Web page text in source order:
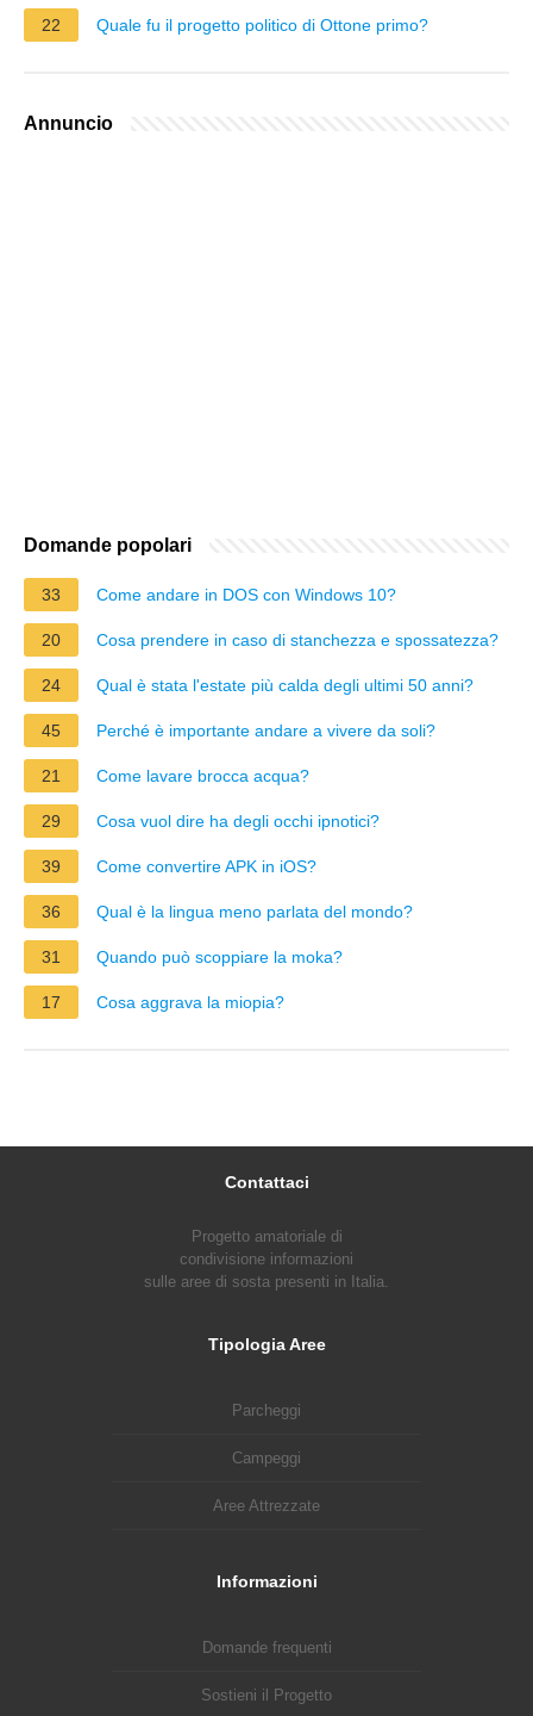
22 Quale fu il progetto politico di Ottone primo?
Annuncio
Domande popolari
33 Come andare in DOS con Windows 10?
20 Cosa prendere in caso di stanchezza e spossatezza?
24 Qual è stata l'estate più calda degli ultimi 50 anni?
45 Perché è importante andare a vivere da soli?
21 Come lavare brocca acqua?
29 Cosa vuol dire ha degli occhi ipnotici?
39 Come convertire APK in iOS?
36 Qual è la lingua meno parlata del mondo?
31 Quando può scoppiare la moka?
17 Cosa aggrava la miopia?
Contattaci
Progetto amatoriale di
condivisione informazioni
sulle aree di sosta presenti in Italia.
Tipologia Aree
Parcheggi
Campeggi
Aree Attrezzate
Informazioni
Domande frequenti
Sostieni il Progetto